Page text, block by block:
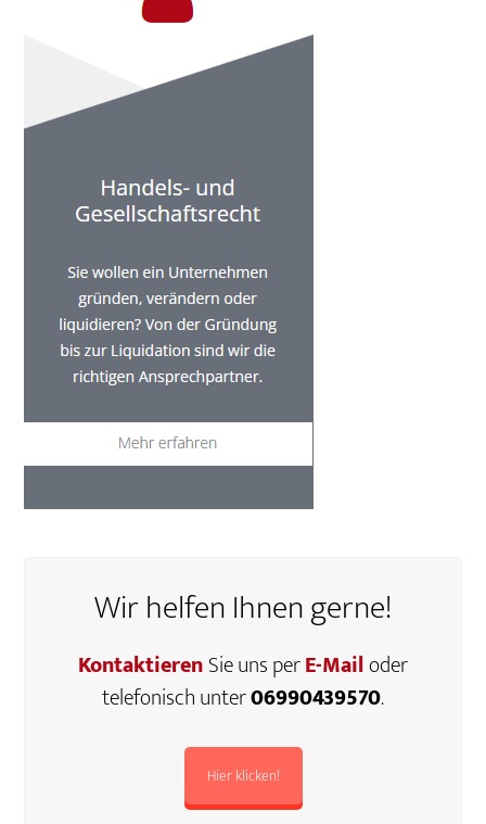
Wir helfen Ihnen gerne!
KontaktierenSie uns perE-Mailoder
telefonisch unter06990439570.
Hier klicken!